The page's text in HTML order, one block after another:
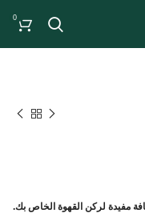
0
مفيدة لركن القهوة الخاص بك.